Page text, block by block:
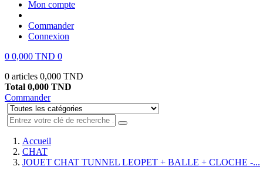
Mon compte
Commander
Connexion
0 0,000 TND 0
0 articles 0,000 TND
Total 0,000 TND
Commander
Accueil
CHAT
JOUET CHAT TUNNEL LEOPET + BALLE + CLOCHE -...